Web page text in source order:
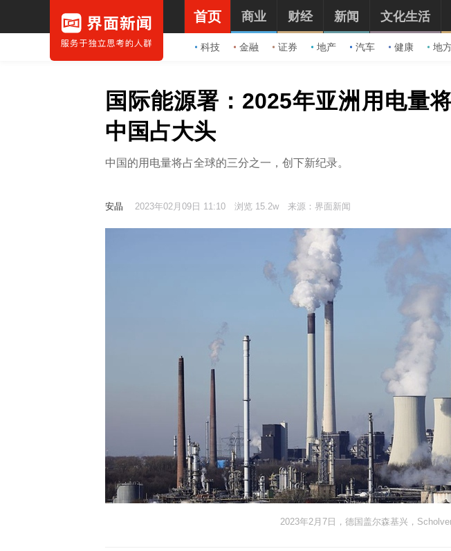
首页
科技 金融 证券 地产 汽车 健康 地
商业 财经 新闻 文化生活
国际能源署：2025年亚洲用电量
中国占大头
中国的用电量将占全球的三分之一，创下新纪录。
安晶 2023年02月09日 11:10 浏览 15.2w 来源：界面新闻
2023年2月7日，德国盖尔森基兴，